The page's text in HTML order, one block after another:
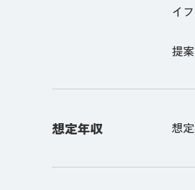
イ
提
想定年収 想